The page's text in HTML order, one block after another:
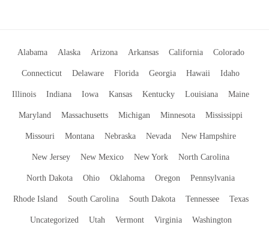
Alabama Alaska Arizona Arkansas California Colorado
Connecticut Delaware Florida Georgia Hawaii Idaho
Illinois Indiana Iowa Kansas Kentucky Louisiana Maine
Maryland Massachusetts Michigan Minnesota Mississippi
Missouri Montana Nebraska Nevada New Hampshire
New Jersey New Mexico New York North Carolina
North Dakota Ohio Oklahoma Oregon Pennsylvania
Rhode Island South Carolina South Dakota Tennessee Texas
Uncategorized Utah Vermont Virginia Washington